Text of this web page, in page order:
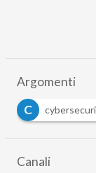
Argomenti
C
Canali